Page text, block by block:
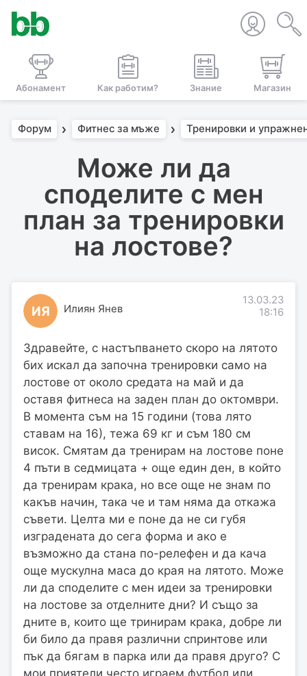
Абонамент Как работим? Знание Магазин
Форум Фитнес за мъже Тренировки и
Може ли да
споделите с мен
план за тренировки
на лостове?
ИЯ Илиян Янев
13.03.23
18:16
Здравейте, с настъпването скоро на лятото
бих искал да започна тренировки само на
лостове от около средата на май и да
оставя фитнеса на заден план до октомври.
В момента съм на 15 години (това лято
ставам на 16), тежа 69 кг и съм 180 см
висок. Смятам да тренирам на лостове поне
4 пъти в седмицата + още един ден, в който
да тренирам крака, но все още не знам по
какъв начин, така че и там няма да откажа
съвети. Целта ми е поне да не си губя
изградената до сега форма и ако е
възможно да стана по-релефен и да кача
още мускулна маса до края на лятото. Може
ли да споделите с мен идеи за тренировки
на лостове за отделните дни? И също за
дните в, които ще тринирам крака, добре ли
би било да правя различни спринтове или
пък да бягам в парка или да правя друго? С
мои приятели често играем футбол или